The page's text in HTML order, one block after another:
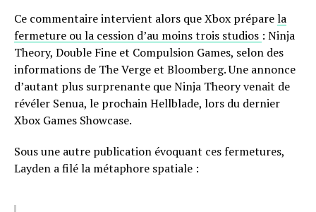
Ce commentaire intervient alors que Xbox préparela
fermeture ou la cession d’au moins trois studios : Ninja
Theory, Double Fine et Compulsion Games, selon des
informations de The Verge et Bloomberg. Une annonce
d’autant plus surprenante que Ninja Theory venait de
révéler Senua, le prochain Hellblade, lors du dernier
Xbox Games Showcase.
Sous une autre publication évoquant ces fermetures,
Layden a filé la métaphore spatiale :